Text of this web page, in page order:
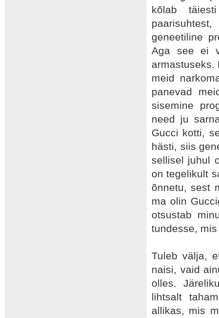
kõlab
geneetiline
Aga see ei
armastuseks.
meid
panevad
sisemine
need ju
Gucci kotti,
hästi, siis
sellisel juhul
on tegelikult
õnnetu, sest
ma olin
otsustab
tundesse,
Tuleb välja,
naisi, vaid
olles.
lihtsalt
allikas, mis